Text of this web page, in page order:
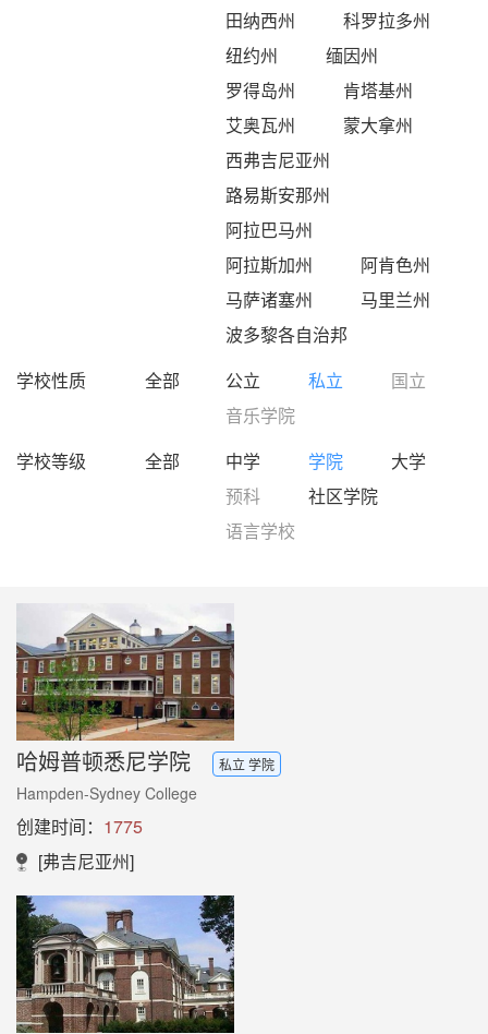
田纳西州
科罗拉多州
纽约州
缅因州
罗得岛州
肯塔基州
艾奥瓦州
蒙大拿州
西弗吉尼亚州
路易斯安那州
阿拉巴马州
阿拉斯加州
阿肯色州
马萨诸塞州
马里兰州
波多黎各自治邦
学校性质
全部 公立 私立
国立
音乐学院
学校等级
全部 中学 学院
大学
预科
社区学院
语言学校
哈姆普顿悉尼学院 私立 学院
Hampden-Sydney College
创建时间： 1775
[弗吉尼亚州]